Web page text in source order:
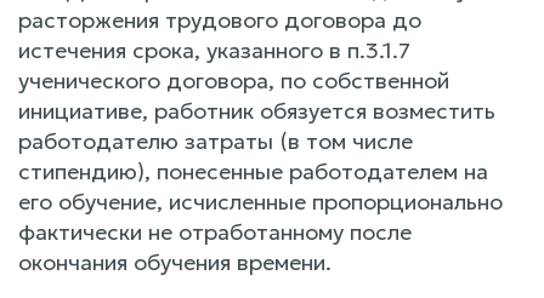
расторжения трудового договора до
истечения срока, указанного в п.3.1.7
ученического договора, по собственной
инициативе, работник обязуется возместить
работодателю затраты (в том числе
стипендию), понесенные работодателем на
его обучение, исчисленные пропорционально
фактически не отработанному после
окончания обучения времени.